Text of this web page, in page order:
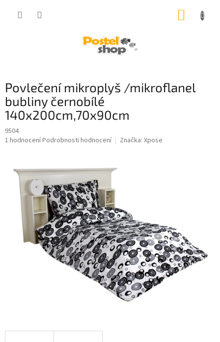
Povlečení mikroplyš /mikroflanel
bubliny černobílé
140x200cm,70x90cm
9504
Průměrné
hvězdiček.
1 hodnoceníPodrobnosti hodnocení Značka: Xpose